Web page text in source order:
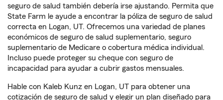
seguro de salud también debería irse ajustando. Permita que
State Farm le ayude a encontrar la póliza de seguro de salud
correcta en Logan, UT. Ofrecemos una variedad de planes
económicos de seguro de salud suplementario, seguro
suplementario de Medicare o cobertura médica individual.
Incluso puede proteger su cheque con seguro de
incapacidad para ayudar a cubrir gastos mensuales.
Hable con Kaleb Kunz en Logan, UT para obtener una
cotización de seguro de salud y elegir un plan diseñado para